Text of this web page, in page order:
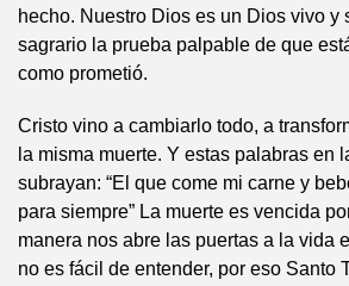
hecho. Nuestro Dios es un Dios vivo y
sagrario la prueba palpable de que
como prometió.
Cristo vino a cambiarlo todo, a
la misma muerte. Y estas palabras en
subrayan: “El que come mi carne y
para siempre” La muerte es vencida
manera nos abre las puertas a la vida
no es fácil de entender, por eso Santo